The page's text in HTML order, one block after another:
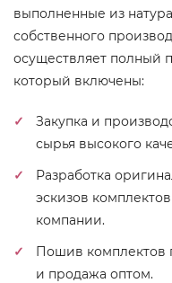
выполненные из
собственного
осуществляет полный
который включены:
Закупка и
сырья высокого
Разработка
эскизов
компании.
Пошив комплектов
и продажа оптом.